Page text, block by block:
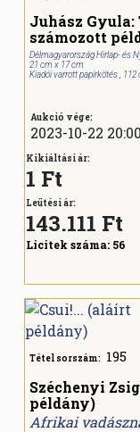
Juhász
számozott
Délmagyarország Hirlap- és
21 cm x 17 cm
Kiadói varrott papírkötés , 112
Aukció vége:
2023-10-22 20:00
Kikiáltási ár:
1 Ft
Leütési ár:
143.111 Ft
Licitek száma: 56
Tétel sorszám: 195
Széchenyi
példány)
Afrikai